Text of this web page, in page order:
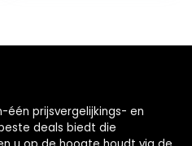
één prijsvergelijkings- en
deals biedt die